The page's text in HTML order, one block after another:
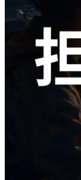
ク生成時
この記事を読む
さらに読み込む